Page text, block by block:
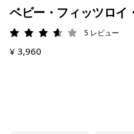
ベビー・フィッツロイ
評価: 3.6 / 5
5 レビュー
¥ 3,960